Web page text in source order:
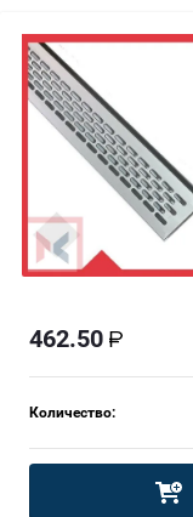
462.50
Количество: